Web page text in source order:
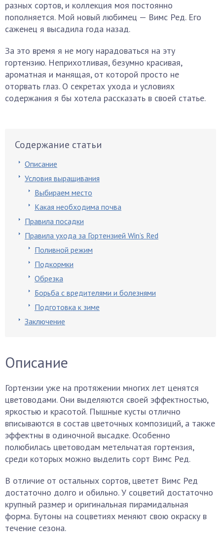
разных сортов, и коллекция моя постоянно
пополняется. Мой новый любимец — Вимс Ред. Его
саженец я высадила года назад.
За это время я не могу нарадоваться на эту
гортензию. Неприхотливая, безумно красивая,
ароматная и манящая, от которой просто не
оторвать глаз. О секретах ухода и условиях
содержания я бы хотела рассказать в своей статье.
Содержание статьи
Описание
Условия выращивания
Выбираем место
Какая необходима почва
Правила посадки
Правила ухода за Гортензией Win’s Red
Поливной режим
Подкормки
Обрезка
Борьба с вредителями и болезнями
Подготовка к зиме
Заключение
Описание
Гортензии уже на протяжении многих лет ценятся
цветоводами. Они выделяются своей эффектностью,
яркостью и красотой. Пышные кусты отлично
вписываются в состав цветочных композиций, а также
эффектны в одиночной высадке. Особенно
полюбилась цветоводам метельчатая гортензия,
среди которых можно выделить сорт Вимс Ред.
В отличие от остальных сортов, цветет Вимс Ред
достаточно долго и обильно. У соцветий достаточно
крупный размер и оригинальная пирамидальная
форма. Бутоны на соцветиях меняют свою окраску в
течение сезона.